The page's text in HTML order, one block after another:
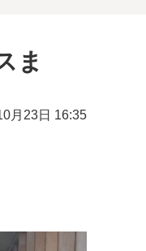
ま
月23日 16:35